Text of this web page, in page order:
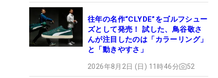
往年の名作“CLYDE”をゴルフシュー
ズとして発売！ 試した、鳥谷敬さ
んが注目したのは「カラーリング」
と「動きやすさ」
2026年8月2日 (日) 11時46分 52